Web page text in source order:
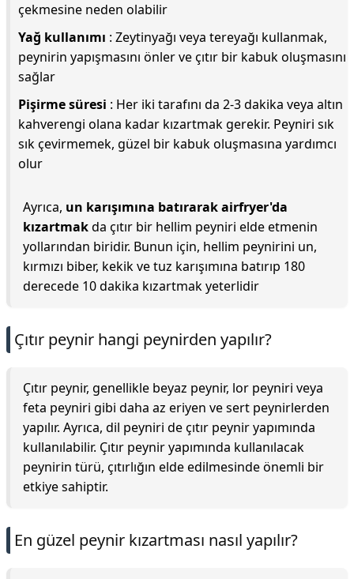
çekmesine neden olabilir
Yağ kullanımı : Zeytinyağı veya tereyağı kullanmak,
peynirin yapışmasını önler ve çıtır bir kabuk oluşmasını
sağlar
Pişirme süresi : Her iki tarafını da 2-3 dakika veya altın
kahverengi olana kadar kızartmak gerekir. Peyniri sık
sık çevirmemek, güzel bir kabuk oluşmasına yardımcı
olur
Ayrıca, un karışımına batırarak airfryer'da
kızartmakda çıtır bir hellim peyniri elde etmenin
yollarından biridir. Bunun için, hellim peynirini un,
kırmızı biber, kekik ve tuz karışımına batırıp 180
derecede 10 dakika kızartmak yeterlidir
Çıtır peynir hangi peynirden yapılır?
Çıtır peynir, genellikle beyaz peynir, lor peyniri veya
feta peyniri gibi daha az eriyen ve sert peynirlerden
yapılır. Ayrıca, dil peyniri de çıtır peynir yapımında
kullanılabilir. Çıtır peynir yapımında kullanılacak
peynirin türü, çıtırlığın elde edilmesinde önemli bir
etkiye sahiptir.
En güzel peynir kızartması nasıl yapılır?